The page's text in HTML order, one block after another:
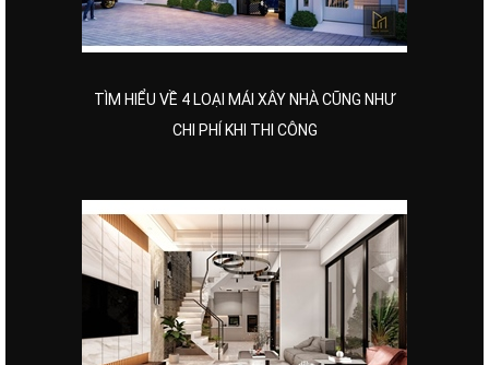
TÌM HIỂU VỀ 4 LOẠI MÁI XÂY NHÀ CŨNG NHƯ
CHI PHÍ KHI THI CÔNG